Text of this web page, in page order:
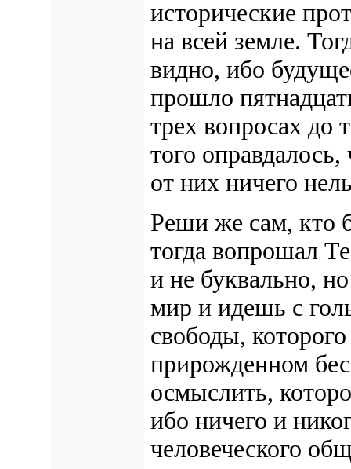
исторические
на всей земле.
видно, ибо
прошло
трех вопросах до
того
от них ничего
Реши же сам, кто
тогда вопрошал
и не буквально,
мир и идешь с
свободы,
прирожденном
осмыслить,
ибо ничего и
человеческого